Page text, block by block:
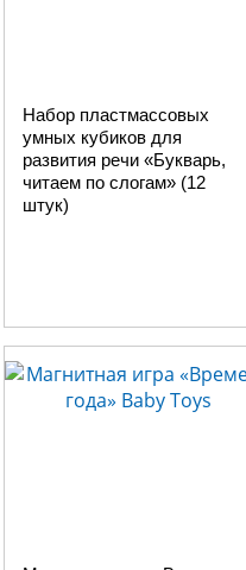
Набор пластмассовых
умных кубиков для
развития речи «Букварь,
читаем по слогам» (12
штук)